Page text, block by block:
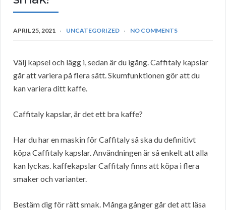
APRIL 25, 2021 UNCATEGORIZED NO COMMENTS
Välj kapsel och lägg i, sedan är du igång. Caffitaly kapslar
går att variera på flera sätt. Skumfunktionen gör att du
kan variera ditt kaffe.
Caffitaly kapslar, är det ett bra kaffe?
Har du har en maskin för Caffitaly så ska du definitivt
köpa Caffitaly kapslar. Användningen är så enkelt att alla
kan lyckas. kaffekapslar Caffitaly finns att köpa i flera
smaker och varianter.
Bestäm dig för rätt smak. Många gånger går det att läsa